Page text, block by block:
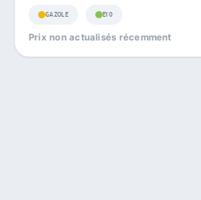
GAZOLE E10
Prix non actualisés récemment